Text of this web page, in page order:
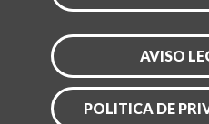
AVISO
POLITICA DE